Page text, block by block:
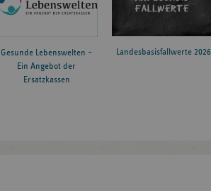
Gesunde Lebenswelten –
Ein Angebot der
Ersatzkassen
Landesbasisfallwerte 2026